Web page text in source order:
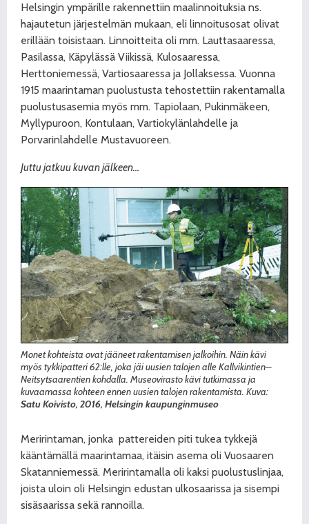
Helsingin ympärille rakennettiin maalinnoituksia ns.
hajautetun järjestelmän mukaan, eli linnoitusosat olivat
erillään toisistaan. Linnoitteita oli mm. Lauttasaaressa,
Pasilassa, Käpylässä Viikissä, Kulosaaressa,
Herttoniemessä, Vartiosaaressa ja Jollaksessa. Vuonna
1915 maarintaman puolustusta tehostettiin rakentamalla
puolustusasemia myös mm. Tapiolaan, Pukinmäkeen,
Myllypuroon, Kontulaan, Vartiokylänlahdelle ja
Porvarinlahdelle Mustavuoreen.
Juttu jatkuu kuvan jälkeen…
Monet kohteista ovat jääneet rakentamisen jalkoihin. Näin kävi
myös tykkipatteri 62:lle, joka jäi uusien talojen alle Kallvikintien–
Neitsytsaarentien kohdalla. Museovirasto kävi tutkimassa ja
kuvaamassa kohteen ennen uusien talojen rakentamista. Kuva:
Satu Koivisto, 2016, Helsingin kaupunginmuseo
Meririntaman, jonka pattereiden piti tukea tykkejä
kääntämällä maarintamaa, itäisin asema oli Vuosaaren
Skatanniemessä. Meririntamalla oli kaksi puolustuslinjaa,
joista uloin oli Helsingin edustan ulkosaarissa ja sisempi
sisäsaarissa sekä rannoilla.